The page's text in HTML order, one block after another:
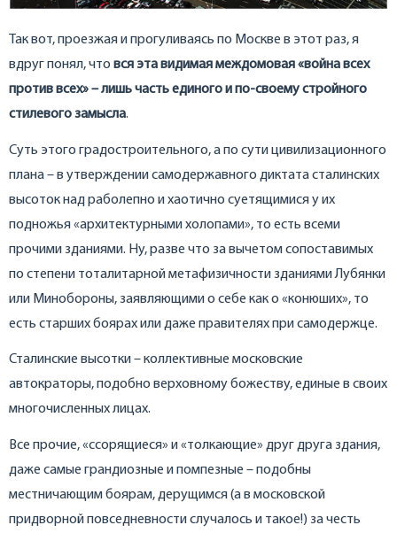
Так вот, проезжая и прогуливаясь по Москве в этот раз, я
вдруг понял, что вся эта видимая междомовая «война всех
против всех» – лишь часть единого и по-своему стройного
стилевого замысла.
Суть этого градостроительного, а по сути цивилизационного
плана – в утверждении самодержавного диктата сталинских
высоток над раболепно и хаотично суетящимися у их
подножья «архитектурными холопами», то есть всеми
прочими зданиями. Ну, разве что за вычетом сопоставимых
по степени тоталитарной метафизичности зданиями Лубянки
или Минобороны, заявляющими о себе как о «конюших», то
есть старших боярах или даже правителях при самодержце.
Сталинские высотки – коллективные московские
автократоры, подобно верховному божеству, единые в своих
многочисленных лицах.
Все прочие, «ссорящиеся» и «толкающие» друг друга здания,
даже самые грандиозные и помпезные – подобны
местничающим боярам, дерущимся (а в московской
придворной повседневности случалось и такое!) за честь